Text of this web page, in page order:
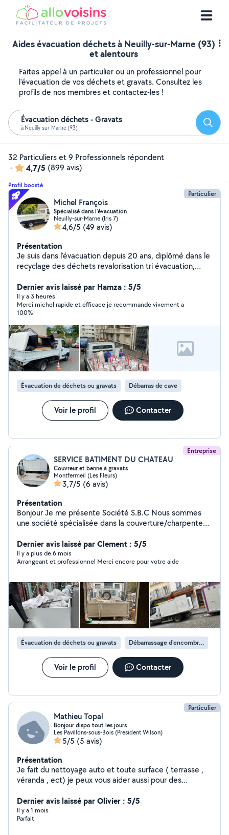
Aides évacuation déchets à Neuilly-sur-Marne (93)
et alentours
Faites appel à un particulier ou un professionnel pour
l'évacuation de vos déchets et gravats. Consultez les
profils de nos membres et contactez-les !
Évacuation déchets - Gravats
à Neuilly-sur-Marne (93)
32 Particuliers et 9 Professionnels répondent
-
4,7/5 (899 avis)
Profil boosté
Particulier
Michel François
Spécialisé dans l’évacuation
Neuilly-sur-Marne (Iris 7)
4,6/5 (49 avis)
Présentation
Je suis dans l'évacuation depuis 20 ans, diplômé dans le
recyclage des déchets revalorisation tri évacuation,
etc.
Dernier avis laissé par Hamza : 5/5
Il y a 3 heures
Merci michel rapide et efficace je recommande vivement a
100%
Évacuation de déchets ou gravats Débarras de cave
Voir le profil Contacter
Entreprise
SERVICE BATIMENT DU CHATEAU
Couvreur et benne à gravats
Montfermeil (Les Fleurs)
3,7/5 (6 avis)
Présentation
Bonjour Je me présente Société S.B.C Nous sommes
une société spécialisée dans la couverture/charpente
9ans d'expérience Nous faisons aussi l'évacuation de
tout type de déchets et de gravats et (démolition)
Nous sommes disponibles pour toutes vos demandes.
Dernier avis laissé par Clement : 5/5
Il y a plus de 6 mois
Arrangeant et professionnel Merci encore pour votre aide
Évacuation de déchets ou gravats Débarrassage d'encombrants
Voir le profil Contacter
Particulier
Mathieu Topal
Bonjour dispo tout les jours
Les Pavillons-sous-Bois (President Wilson)
5/5 (5 avis)
Présentation
Je fait du nettoyage auto et toute surface ( terrasse ,
véranda , ect) je peux vous aider aussi pour des
Dernier avis laissé par Olivier : 5/5
Il y a 1 mois
Parfait